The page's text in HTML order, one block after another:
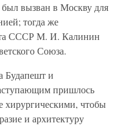
вызван в Москву для
тогда же
СССР М. И. Калинин
Союза.
Будапешт и
пришлось
хирургическими, чтобы
и архитектуру